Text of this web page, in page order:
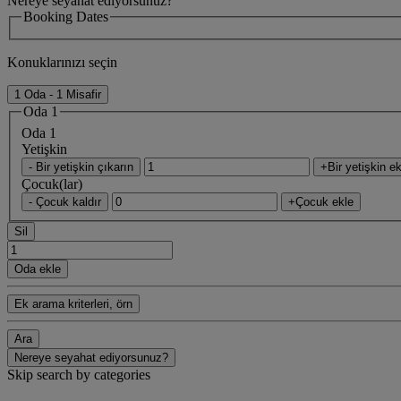
Booking Dates
Konuklarınızı seçin
1 Oda - 1 Misafir
Oda 1
Oda 1
Yetişkin
- Bir yetişkin çıkarın +Bir yetişkin
Çocuk(lar)
- Çocuk kaldır +Çocuk ekle
Sil
Oda ekle
Ek arama kriterleri, örn
Ara
Nereye seyahat ediyorsunuz?
Skip search by categories